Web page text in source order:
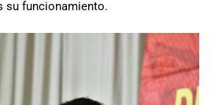
su funcionamiento.